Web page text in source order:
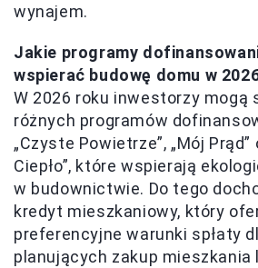
wynajem.
Jakie programy
wspierać budowę domu w
W 2026 roku inwestorzy mogą
różnych programów
„Czyste Powietrze”, „Mój Prąd”
Ciepło”, które wspierają
w budownictwie. Do tego
kredyt mieszkaniowy, który
preferencyjne warunki spłaty
planujących zakup mieszkania